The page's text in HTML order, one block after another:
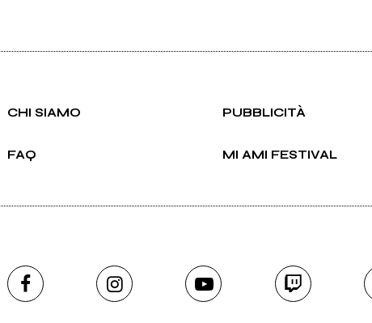
CHI SIAMO PUBBLICITÀ
FAQ MI AMI FESTIVAL